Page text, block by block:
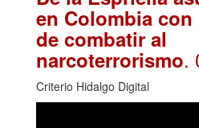
en Colombia con
de combatir al
narcoterrorismo.
Criterio Hidalgo Digital